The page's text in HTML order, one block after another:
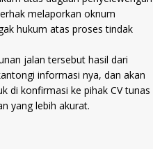
melaporkan oknum
hukum atas proses tindak
jalan tersebut hasil dari
informasi nya, dan akan
di konfirmasi ke pihak CV tunas
yang lebih akurat.